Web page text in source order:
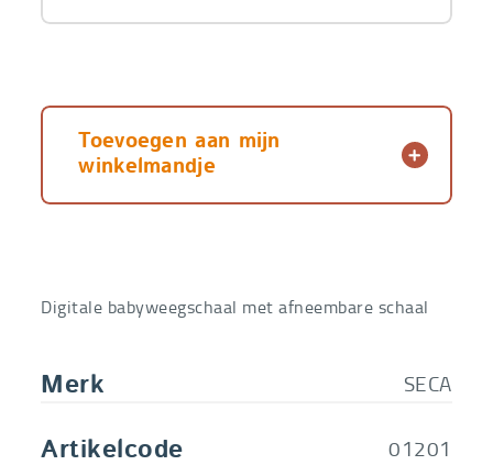
Toevoegen aan mijn
winkelmandje
Digitale babyweegschaal met afneembare schaal
Merk SECA
Artikelcode 01201